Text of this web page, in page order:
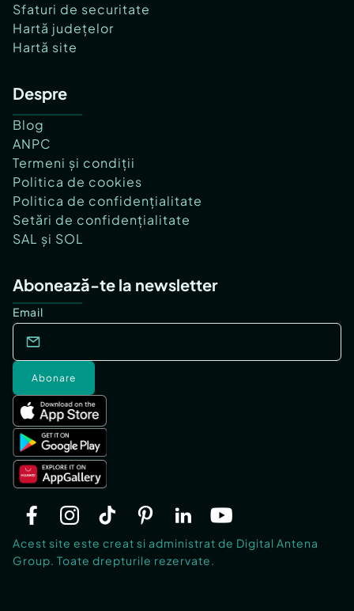
Sfaturi de securitate
Hartă județelor
Hartă site
Despre
Blog
ANPC
Termeni și condiții
Politica de cookies
Politica de confidențialitate
Setări de confidențialitate
SAL și SOL
Abonează-te la newsletter
Email
Abonare
Acest site este creat si administrat de Digital Antena
Group. Toate drepturile rezervate.